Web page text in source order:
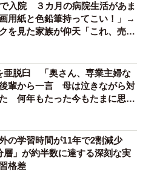
入院 ３カ月の病院生活があま
用紙と色鉛筆持ってこい！」→
を見た家族が仰天「これ、売れ
亜脱臼 「奥さん、専業主婦な
輩から一言 母は泣きながら対
何年もたった今もたまに思い
の学習時間が11年で2割減少
層」が約半数に達する深刻な実
格差